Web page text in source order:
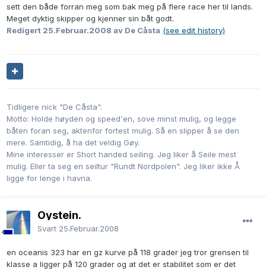
sett den både forran meg som bak meg på flere race her til lands.
Meget dyktig skipper og kjenner sin båt godt.
Redigert 25.Februar.2008 av De Cåsta (see edit history)
Tidligere nick "De Cåsta".
Motto: Holde høyden og speed'en, sove minst mulig, og legge
båten foran seg, aktenfor fortest mulig. Så en slipper å se den
mere. Samtidig, å ha det veldig Gøy.
Mine interesser er Short handed seiling. Jeg liker å Seile mest
mulig. Eller ta seg en seiltur "Rundt Nordpolen". Jeg liker ikke Å
ligge for lenge i havna.
Oystein.
Svart 25.Februar.2008
en oceanis 323 har en gz kurve på 118 grader jeg tror grensen til
klasse a ligger på 120 grader og at det er stabilitet som er det